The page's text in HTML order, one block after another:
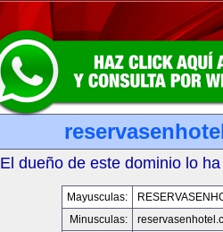
El dueño de este dominio lo
Mayusculas:
Minusculas: